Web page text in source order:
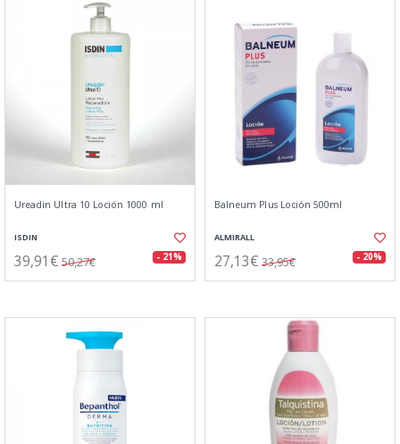
Ureadin Ultra 10 Loción 1000 ml
ISDIN
39,91€ 50,27€ - 21%
Balneum Plus Loción 500ml
ALMIRALL
27,13€ 33,95€ - 20%